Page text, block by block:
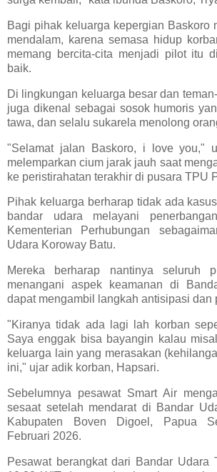
Bagi pihak keluarga kepergian Baskoro
mendalam, karena semasa hidup
memang bercita-cita menjadi pilot itu
baik.
Di lingkungan keluarga besar dan
juga dikenal sebagai sosok humoris
tawa, dan selalu sukarela menolong
"Selamat jalan Baskoro, i love you,"
melemparkan cium jarak jauh saat
ke peristirahatan terakhir di pusara TPU
Pihak keluarga berharap tidak ada
bandar udara melayani
Kementerian Perhubungan
Udara Koroway Batu.
Mereka berharap nantinya seluruh
menangani aspek keamanan di
dapat mengambil langkah antisipasi dan
"Kiranya tidak ada lagi lah korban
Saya enggak bisa bayangin kalau
keluarga lain yang merasakan
ini," ujar adik korban, Hapsari.
Sebelumnya pesawat Smart Air
sesaat setelah mendarat di Bandar
Kabupaten Boven Digoel, Papua
Februari 2026.
Pesawat berangkat dari Bandar Udara